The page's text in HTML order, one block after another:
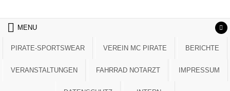
MENU
PIRATE-SPORTSWEAR VEREIN MC PIRATE BERICHTE
VERANSTALTUNGEN FAHRRAD NOTARZT IMPRESSUM